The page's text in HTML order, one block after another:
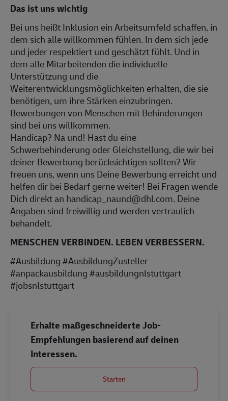
Das ist uns wichtig
Bei uns heißt Inklusion ein Arbeitsumfeld schaffen, in
dem sich alle willkommen fühlen. In dem sich jede
und jeder respektiert und geschätzt fühlt. Und in
dem alle Mitarbeitenden die individuelle
Unterstützung und die
Weiterentwicklungsmöglichkeiten erhalten, die sie
benötigen, um ihre Stärken einzubringen.
Bewerbungen von Menschen mit Behinderungen
sind bei uns willkommen.
Handicap? Na und! Hast du eine
Schwerbehinderung oder Gleichstellung, die wir bei
deiner Bewerbung berücksichtigen sollten? Wir
freuen uns, wenn uns Deine Bewerbung erreicht und
helfen dir bei Bedarf gerne weiter! Bei Fragen wende
Dich direkt an handicap_naund@dhl.com. Deine
Angaben sind freiwillig und werden vertraulich
behandelt.
MENSCHEN VERBINDEN. LEBEN VERBESSERN.
#Ausbildung #AusbildungZusteller
#anpackausbildung #ausbildungnlstuttgart
#jobsnlstuttgart
Erhalte maßgeschneiderte Job-
Empfehlungen basierend auf deinen
Interessen.
Starten